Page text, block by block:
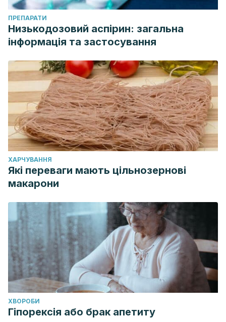
ПРЕПАРАТИ
Низькодозовий аспірин: загальна
інформація та застосування
ХАРЧУВАННЯ
Які переваги мають цільнозернові
макарони
ХВОРОБИ
Гіпорексія або брак апетиту